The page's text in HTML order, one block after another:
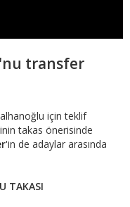
transfer
için teklif
takas önerisinde
'in de adaylar arasında
TAKASI